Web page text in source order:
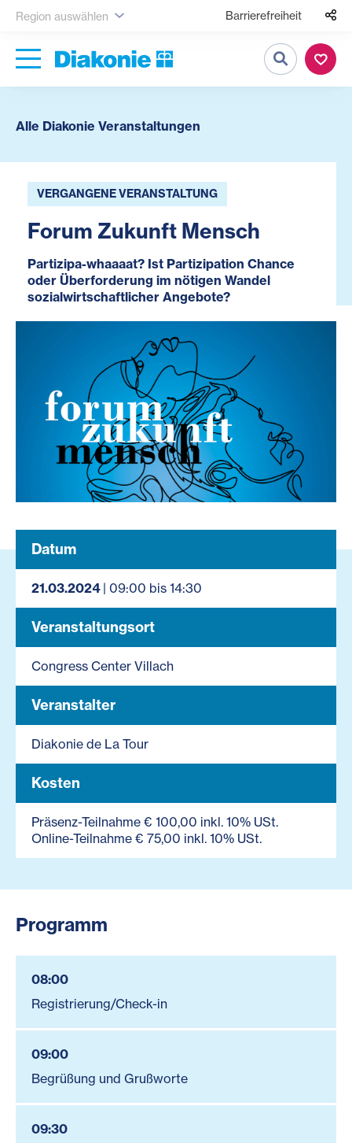
Region auswählen Barrierefreiheit
Suche
Alle Diakonie Veranstaltungen
VERGANGENE VERANSTALTUNG
Forum Zukunft Mensch
Partizipa-whaaaat? Ist Partizipation Chance
oder Überforderung im nötigen Wandel
sozialwirtschaftlicher Angebote?
Datum
21.03.2024| 09:00 bis 14:30
Veranstaltungsort
Congress Center Villach
Veranstalter
Diakonie de La Tour
Kosten
Präsenz-Teilnahme € 100,00 inkl. 10% USt.
Online-Teilnahme € 75,00 inkl. 10% USt.
Programm
08:00
Registrierung/Check-in
09:00
Begrüßung und Grußworte
09:30